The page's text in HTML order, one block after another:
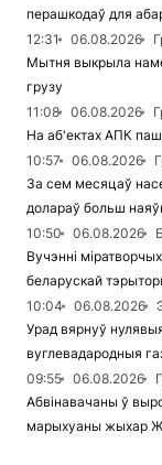
перашкодаў для
12:31
06.08.2026
Мытня выкрыла
грузу
11:08
06.08.2026
На аб'ектах АПК
10:57
06.08.2026
За сем месяцаў
долараў больш
10:50
06.08.2026
Вучэнні
беларускай
10:04
06.08.2026
Урад вярнуў
вуглевадародныя
09:55
06.08.2026
Абвінавачаны ў
марыхуаны жыхар